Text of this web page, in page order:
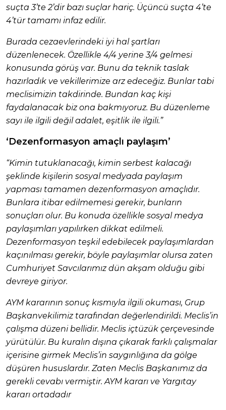
suçta 3’te 2’dir bazı suçlar hariç. Üçüncü suçta 4’te
4’tür tamamı infaz edilir.
Burada cezaevlerindeki iyi hal şartları
düzenlenecek. Özellikle 4/4 yerine 3/4 gelmesi
konusunda görüş var. Bunu da teknik taslak
hazırladık ve vekillerimize arz edeceğiz. Bunlar tabi
meclisimizin takdirinde. Bundan kaç kişi
faydalanacak biz ona bakmıyoruz. Bu düzenleme
sayı ile ilgili değil adalet, eşitlik ile ilgili.”
‘Dezenformasyon amaçlı paylaşım’
“Kimin tutuklanacağı, kimin serbest kalacağı
şeklinde kişilerin sosyal medyada paylaşım
yapması tamamen dezenformasyon amaçlıdır.
Bunlara itibar edilmemesi gerekir, bunların
sonuçları olur. Bu konuda özellikle sosyal medya
paylaşımları yapılırken dikkat edilmeli.
Dezenformasyon teşkil edebilecek paylaşımlardan
kaçınılması gerekir, böyle paylaşımlar olursa zaten
Cumhuriyet Savcılarımız dün akşam olduğu gibi
devreye giriyor.
AYM kararının sonuç kısmıyla ilgili okuması, Grup
Başkanvekilimiz tarafından değerlendirildi. Meclis’in
çalışma düzeni bellidir. Meclis içtüzük çerçevesinde
yürütülür. Bu kuralın dışına çıkarak farklı çalışmalar
içerisine girmek Meclis’in saygınlığına da gölge
düşüren hususlardır. Zaten Meclis Başkanımız da
gerekli cevabı vermiştir. AYM kararı ve Yargıtay
kararı ortadadır